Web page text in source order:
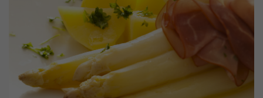
Externe Inhalte
Wir verwenden auf unserer Website externe Inhalte, um
Ihnen zusätzliche Informationen anzubieten.